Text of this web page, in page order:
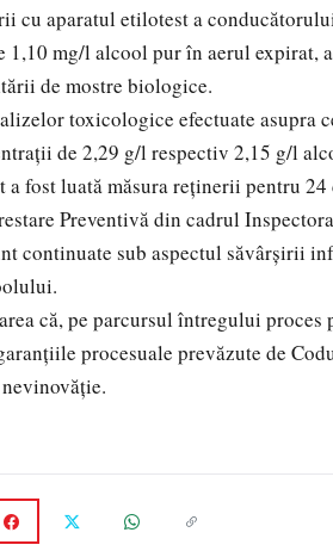
cu aparatul etilotest a
1,10 mg/l alcool pur în aerul expirat,
de mostre biologice.
toxicologice efectuate asupra
de 2,29 g/l respectiv 2,15 g/l
a fost luată măsura reținerii pentru
Preventivă din cadrul
continuate sub aspectul săvârșirii
că, pe parcursul întregului proces
procesuale prevăzute de